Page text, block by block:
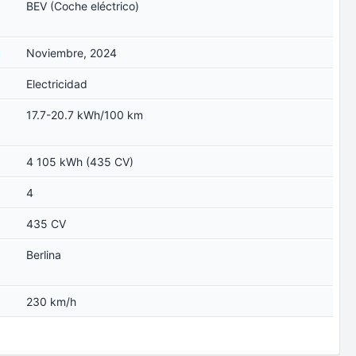
BEV (Coche eléctrico)
Noviembre, 2024
Electricidad
17.7-20.7 kWh/100 km
4 105 kWh (435 CV)
4
435 CV
Berlina
230 km/h